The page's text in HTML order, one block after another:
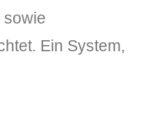
Ein System,